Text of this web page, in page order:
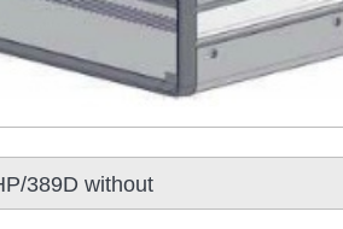
389D without